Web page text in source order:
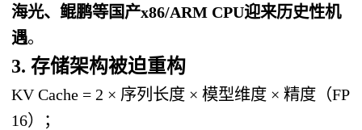
海光、鲲鹏等国产x86/ARM CPU迎来历史性机
遇。
3. 存储架构被迫重构
KV Cache = 2 × 序列长度 × 模型维度 × 精度（FP
16）；